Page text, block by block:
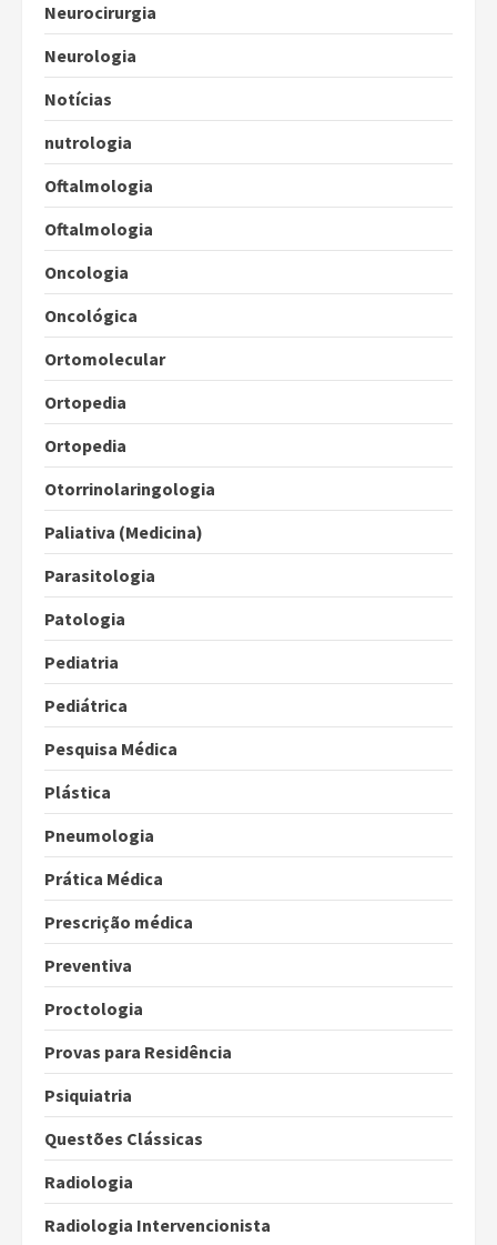
Neurocirurgia
Neurologia
Notícias
nutrologia
Oftalmologia
Oftalmologia
Oncologia
Oncológica
Ortomolecular
Ortopedia
Ortopedia
Otorrinolaringologia
Paliativa (Medicina)
Parasitologia
Patologia
Pediatria
Pediátrica
Pesquisa Médica
Plástica
Pneumologia
Prática Médica
Prescrição médica
Preventiva
Proctologia
Provas para Residência
Psiquiatria
Questões Clássicas
Radiologia
Radiologia Intervencionista